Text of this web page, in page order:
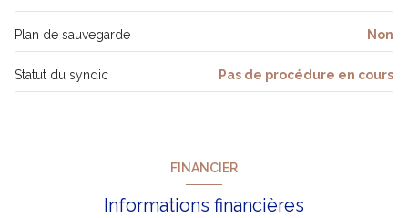
Plan de sauvegarde Non
Statut du syndic Pas de procédure en cours
FINANCIER
Informations financières